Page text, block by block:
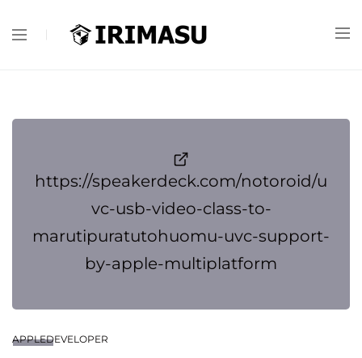
https://speakerdeck.com/notoroid/u
vc-usb-video-class-to-
marutipuratutohuomu-uvc-support-
by-apple-multiplatform
APPLEDEVELOPER